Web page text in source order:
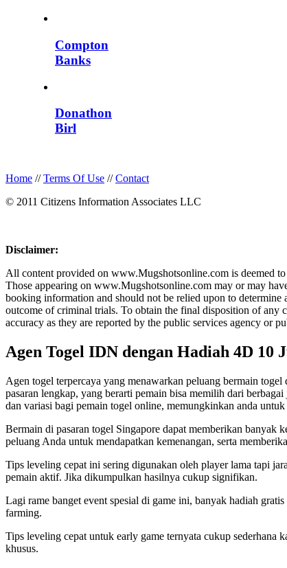
Compton
Banks
Donathon
Birl
Home //Terms Of Use //Contact
© 2011 Citizens Information Associates LLC
Disclaimer:
All content provided on www.Mugshotsonline.com is deemed
Those appearing on www.Mugshotsonline.com may or may
booking information and should not be relied upon to
outcome of criminal trials. To obtain the final disposition of any
accuracy as they are reported by the public services agency or
Agen Togel IDN dengan Hadiah 4D 10
Agen togel terpercaya yang menawarkan peluang bermain
pasaran lengkap, yang berarti pemain bisa memilih dari
dan variasi bagi pemain togel online, memungkinkan anda
Bermain di pasaran togel Singapore dapat memberikan banyak
peluang Anda untuk mendapatkan kemenangan, serta
Tips leveling cepat ini sering digunakan oleh player lama tapi
pemain aktif. Jika dikumpulkan hasilnya cukup signifikan.
Lagi rame banget event spesial di game ini, banyak hadiah
farming.
Tips leveling cepat untuk early game ternyata cukup sederhana
khusus.